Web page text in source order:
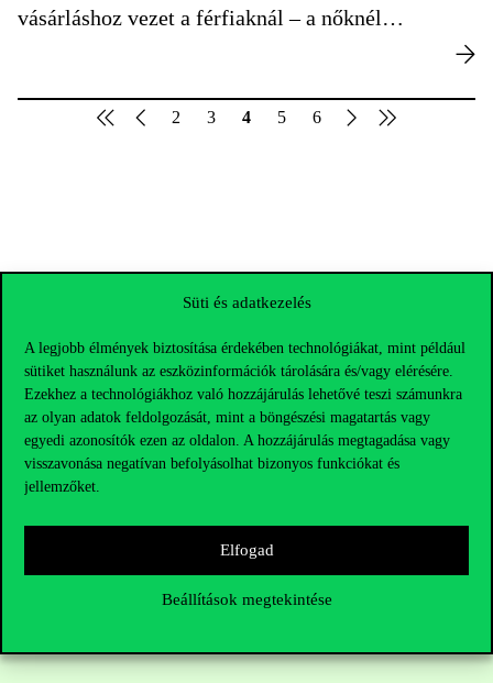
Süti és adatkezelés
A legjobb élmények biztosítása érdekében technológiákat, mint például
sütiket használunk az eszközinformációk tárolására és/vagy elérésére.
Ezekhez a technológiákhoz való hozzájárulás lehetővé teszi számunkra
az olyan adatok feldolgozását, mint a böngészési magatartás vagy
egyedi azonosítók ezen az oldalon. A hozzájárulás megtagadása vagy
visszavonása negatívan befolyásolhat bizonyos funkciókat és
jellemzőket.
Elfogad
Beállítások megtekintése
vásárláshoz vezet a férfiaknál – a nőknél
2 3 4 5 6
Elérhetőségek